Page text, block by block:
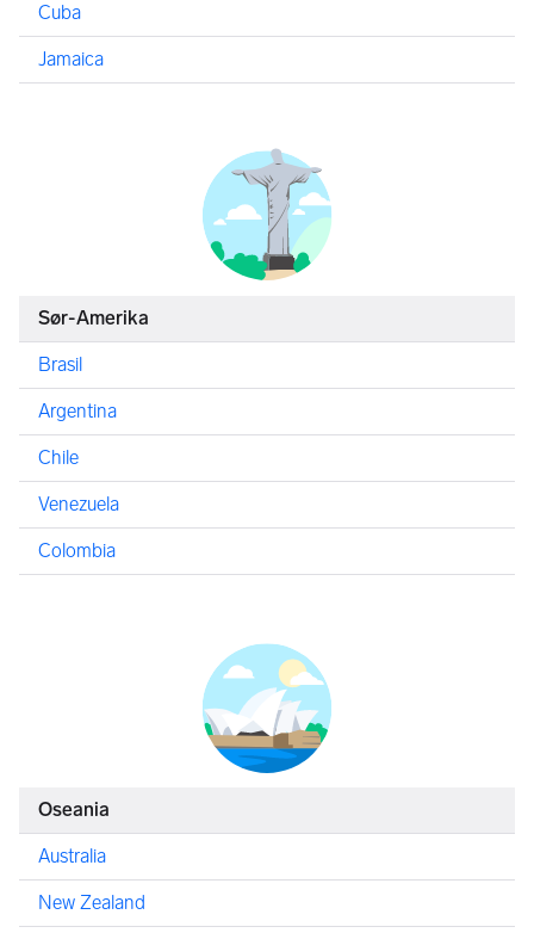
Cuba
Jamaica
Sør-Amerika
Brasil
Argentina
Chile
Venezuela
Colombia
Oseania
Australia
New Zealand